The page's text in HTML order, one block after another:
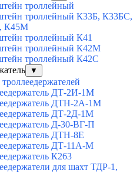
троллейный
троллейный К33Б, К33БС,
К45М
троллейный К41
троллейный К42М
троллейный К42С
▼
ДТ-2И-1М
ДТН-2А-1М
ДТ-2Д-1М
Д-30-ВГ-П
ДТН-8Е
ДТ-11А-М
К263
для шахт ТДР-1,